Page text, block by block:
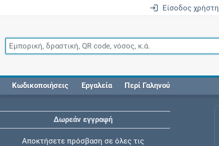
Είσοδος χρήστη
Κωδικοποιήσεις Εργαλεία Περί Γαληνού
Δωρεάν εγγραφή
Αποκτήσετε πρόσβαση σε όλες τις